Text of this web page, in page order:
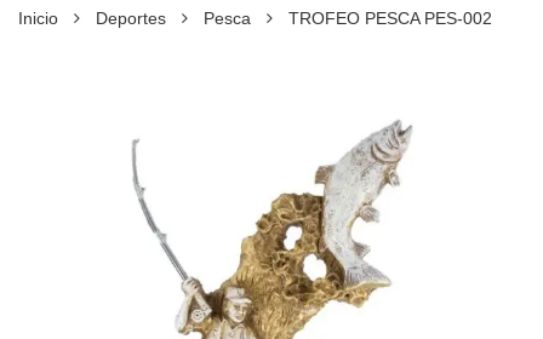
Inicio Deportes Pesca TROFEO PESCA PES-002